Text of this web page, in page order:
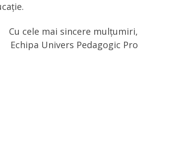
Cu cele mai sincere mulțumiri,
Echipa Univers Pedagogic Pro